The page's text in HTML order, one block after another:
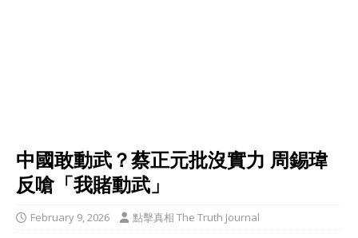
中國敢動武？蔡正元批沒實力 周錫瑋
反嗆「我賭動武」
February 9, 2026 點擊真相 The Truth Journal